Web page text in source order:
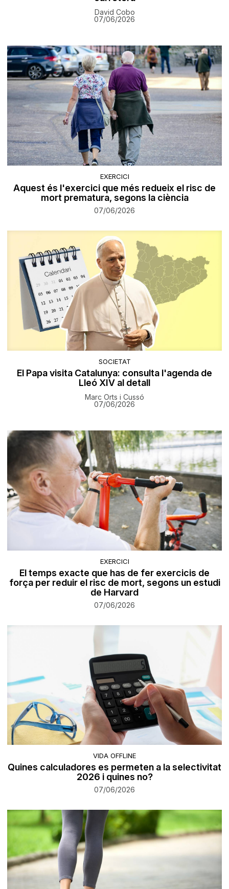
David Cobo
07/06/2026
EXERCICI
Aquest és l'exercici que més redueix el risc de
mort prematura, segons la ciència
07/06/2026
SOCIETAT
El Papa visita Catalunya: consulta l'agenda de
Lleó XIV al detall
Marc Orts i Cussó
07/06/2026
EXERCICI
El temps exacte que has de fer exercicis de
força per reduir el risc de mort, segons un estudi
de Harvard
07/06/2026
VIDA OFFLINE
Quines calculadores es permeten a la selectivitat
2026 i quines no?
07/06/2026